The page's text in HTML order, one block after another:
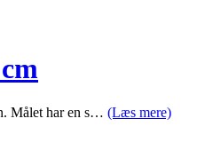
Målet har en s… (Læs mere)